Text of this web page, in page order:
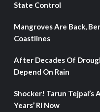
State Control
Mangroves Are Back,
Coastlines
After Decades Of
Depend On Rain
Shocker! Tarun
Years’ RI Now